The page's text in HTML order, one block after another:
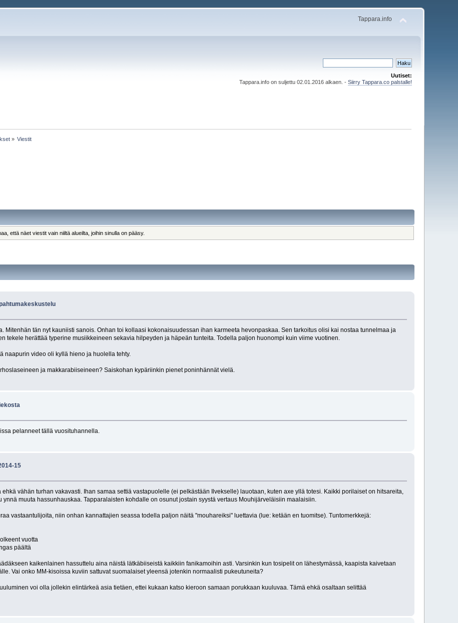
Tappara.info
Uutiset:
Tappara.info on suljettu 02.01.2016 alkaen. - Siirry Tappara.co palstalle!
» Viestit
että näet viestit vain niiltä alueilta, joihin sinulla on pääsy.
Mitenhän tän nyt kauniisti sanois. Onhan toi kollaasi kokonaisuudessan ihan karmeeta hevonpaskaa. Sen tarkoitus olisi kai nostaa tunnelmaa ja
tekele herättää typerine musiikkeineen sekavia hilpeyden ja häpeän tunteita. Todella paljon huonompi kuin viime vuotinen.
naapurin video oli kyllä hieno ja huolella tehty.
ja makkarabiiseineen? Saiskohan kypäriinkin pienet poninhännät vielä.
pelanneet tällä vuosituhannella.
15
vähän turhan vakavasti. Ihan samaa settiä vastapuolelle (ei pelkästään Ilvekselle) lauotaan, kuten axe yllä totesi. Kaikki porilaiset on hitsareita,
muuta hassunhauskaa. Tapparalaisten kohdalle on osunut jostain syystä vertaus Mouhijärveläisiin maalaisiin.
vastaantulijoita, niin onhan kannattajien seassa todella paljon näitä "mouhareiksi" luettavia (lue: ketään en tuomitse). Tuntomerkkejä:
vuotta
päältä
kaikenlainen hassuttelu aina näistä lätkäbiiseistä kaikkiin fanikamoihin asti. Varsinkin kun tosipelit on lähestymässä, kaapista kaivetaan
Vai onko MM-kisoissa kuviin sattuvat suomalaiset yleensä jotenkin normaalisti pukeutuneita?
voi olla jollekin elintärkeä asia tietäen, ettei kukaan katso kieroon samaan porukkaan kuuluvaa. Tämä ehkä osaltaan selittää